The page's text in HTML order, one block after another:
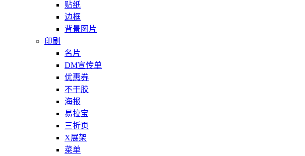
贴纸
边框
背景图片
印刷
名片
DM宣传单
优惠券
不干胶
海报
易拉宝
三折页
X展架
菜单